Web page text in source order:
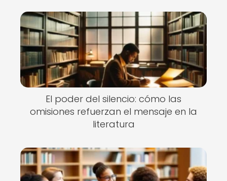
El poder del silencio: cómo las
omisiones refuerzan el mensaje en la
literatura